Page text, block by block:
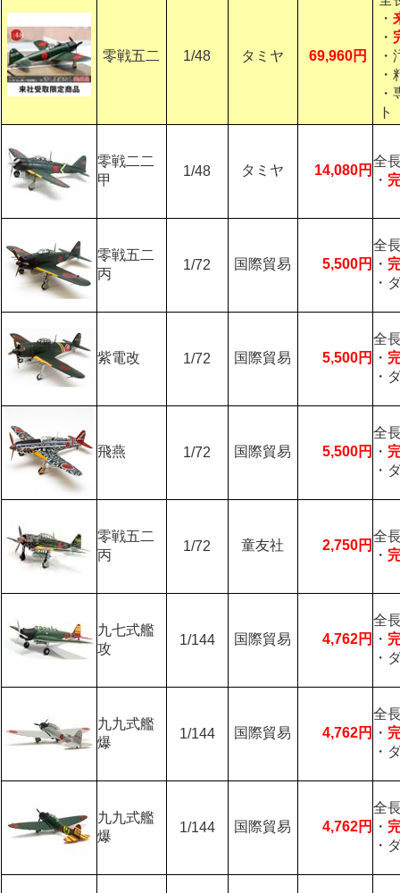
零戦五二 1/48 タミヤ 69,960円
・
・
ト
零戦二二
甲
1/48 タミヤ 14,080円
全
・
零戦五二
丙
1/72 国際貿易 5,500円
全
・
・
紫電改 1/72 国際貿易 5,500円
全
・
・
飛燕 1/72 国際貿易 5,500円
全
・
・
零戦五二
丙
1/72 童友社 2,750円
全
・
九七式艦
攻
1/144 国際貿易 4,762円
全
・
・
九九式艦
爆
1/144 国際貿易 4,762円
全
・
・
九九式艦
爆
1/144 国際貿易 4,762円
全
・
・